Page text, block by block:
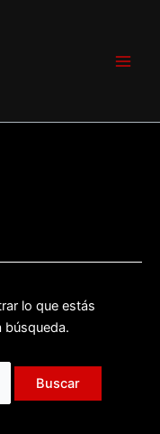
lo que estás
búsqueda.